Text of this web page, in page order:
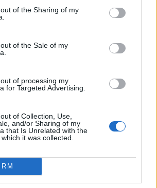
of the Sharing of my
of the Sale of my
of processing my
for Targeted Advertising.
of Collection, Use,
and/or Sharing of my
that Is Unrelated with the
it was collected.
Πυροσβέστες στη φωτιά με